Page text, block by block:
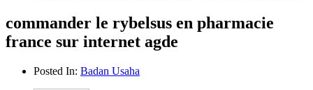
commander le rybelsus en pharmacie
france sur internet agde
Posted In: Badan Usaha